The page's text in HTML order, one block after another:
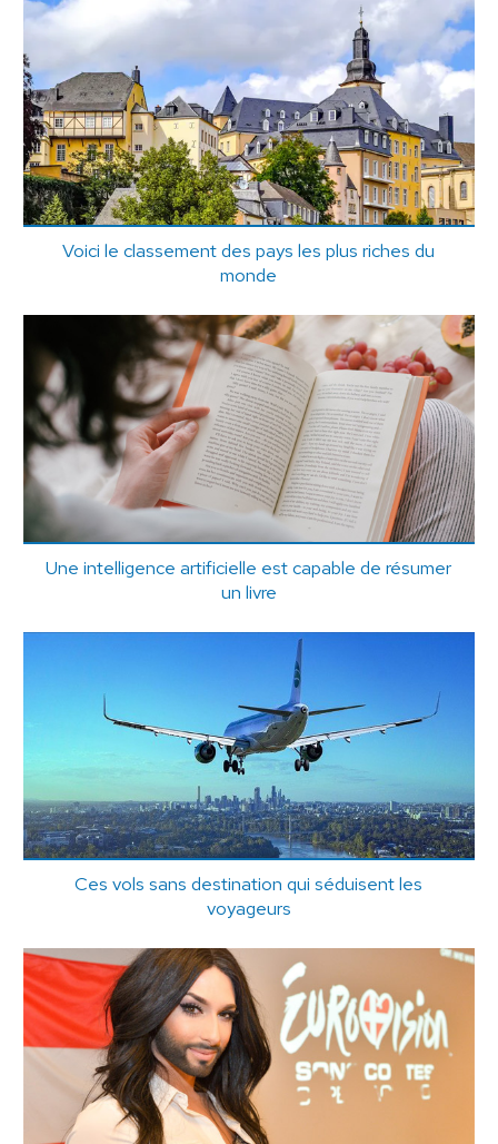
Voici le classement des pays les plus riches du
monde
Une intelligence artificielle est capable de résumer
un livre
Ces vols sans destination qui séduisent les
voyageurs